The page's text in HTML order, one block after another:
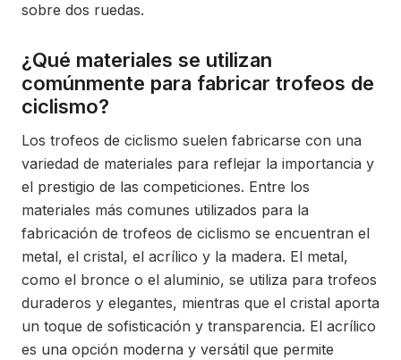
sobre dos ruedas.
¿Qué materiales se utilizan
comúnmente para fabricar trofeos de
ciclismo?
Los trofeos de ciclismo suelen fabricarse con una
variedad de materiales para reflejar la importancia y
el prestigio de las competiciones. Entre los
materiales más comunes utilizados para la
fabricación de trofeos de ciclismo se encuentran el
metal, el cristal, el acrílico y la madera. El metal,
como el bronce o el aluminio, se utiliza para trofeos
duraderos y elegantes, mientras que el cristal aporta
un toque de sofisticación y transparencia. El acrílico
es una opción moderna y versátil que permite